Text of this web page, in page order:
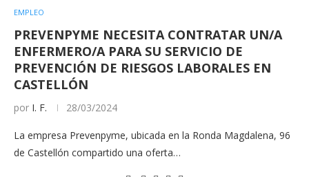
EMPLEO
PREVENPYME NECESITA CONTRATAR UN/A
ENFERMERO/A PARA SU SERVICIO DE
PREVENCIÓN DE RIESGOS LABORALES EN
CASTELLÓN
por I. F. 28/03/2024
La empresa Prevenpyme, ubicada en la Ronda Magdalena, 96
de Castellón compartido una oferta…